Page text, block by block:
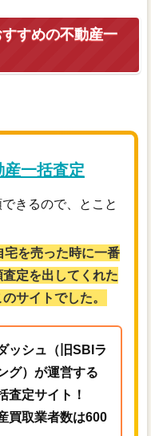
すめの不動産一
一括査定
きるので、とこと
宅を売った時に一番
査定を出してくれた
サイトでした。
ッシュ（旧SBIラ
グ）が運営する
査定サイト！
買取業者数は600